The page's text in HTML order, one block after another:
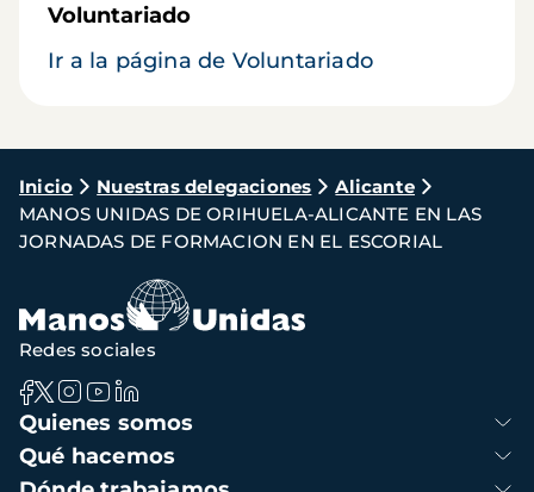
Voluntariado
Ir a la página de Voluntariado
Ruta
de
navegación
Inicio Nuestras delegaciones
Alicante
MANOS UNIDAS DE ORIHUELA-ALICANTE EN LAS
JORNADAS DE FORMACION EN EL ESCORIAL
Navegación
principal
Quienes somos
Qué hacemos
Redes sociales